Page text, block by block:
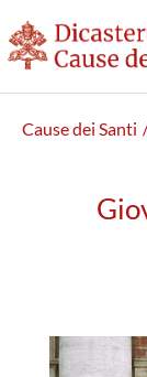
Cause dei Santi